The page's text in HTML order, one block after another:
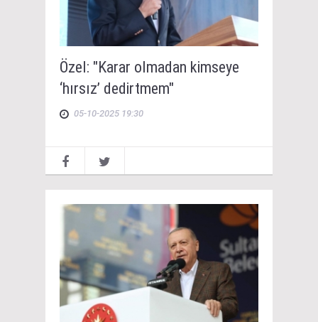
Özel: "Karar olmadan kimseye
‘hırsız’ dedirtmem"
05-10-2025 19:30